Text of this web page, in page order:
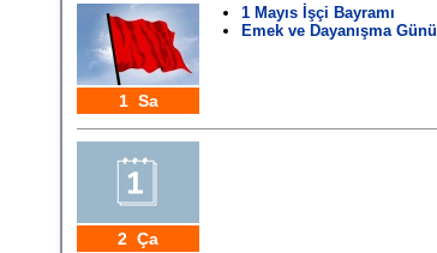
1 Sa
1 Mayıs İşçi Bayramı
Emek ve Dayanışma Günü
2 Ça